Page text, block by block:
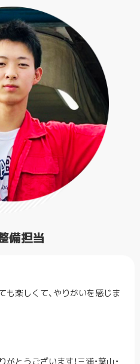
備担当
も楽しくて、やりがいを感じま
とうございます！三浦・葉山・